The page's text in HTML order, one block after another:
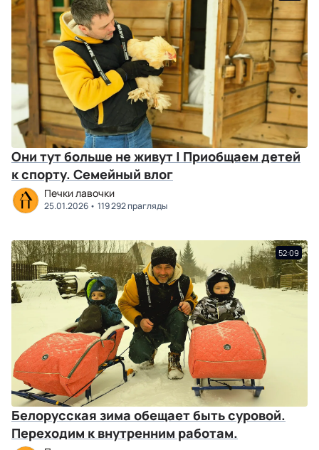
Они тут больше не живут | Приобщаем детей
к спорту. Семейный влог
Печки лавочки
25.01.2026 119 292 прагляды
52:09
Белорусская зима обещает быть суровой.
Переходим к внутренним работам.